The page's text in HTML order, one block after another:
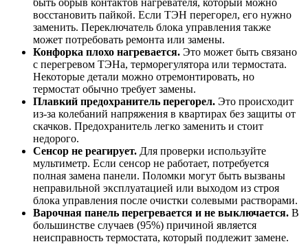
восстановить пайкой. Если ТЭН перегорел, его нужно
заменить. Переключатель блока управления также
может потребовать ремонта или замены.
Конфорка плохо нагревается. Это может быть связано
с перегревом ТЭНа, терморегулятора или термостата.
Некоторые детали можно отремонтировать, но
термостат обычно требует замены.
Плавкий предохранитель перегорел. Это происходит
из-за колебаний напряжения в квартирах без защиты от
скачков. Предохранитель легко заменить и стоит
недорого.
Сенсор не реагирует. Для проверки используйте
мультиметр. Если сенсор не работает, потребуется
полная замена панели. Поломки могут быть вызваны
неправильной эксплуатацией или выходом из строя
блока управления после очистки солевыми растворами.
Варочная панель перегревается и не выключается. В
большинстве случаев (95%) причиной является
неисправность термостата, который подлежит замене.